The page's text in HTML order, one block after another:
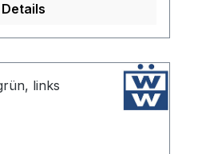
Details